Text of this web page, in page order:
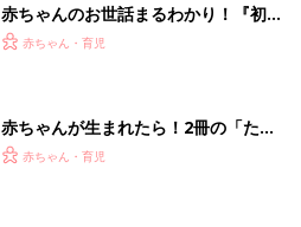
赤ちゃんのお世話まるわかり！『初め
てのひよこクラブ 夏号』〈巻頭大特
赤ちゃん・育児
赤ちゃんが生まれたら！2冊の「たま
ひよ」
赤ちゃん・育児